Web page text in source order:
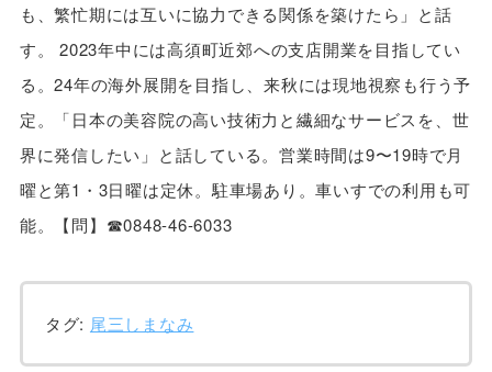
も、繁忙期には互いに協力できる関係を築けたら」と話
す。 2023年中には高須町近郊への支店開業を目指してい
る。24年の海外展開を目指し、来秋には現地視察も行う予
定。「日本の美容院の高い技術力と繊細なサービスを、世
界に発信したい」と話している。営業時間は9〜19時で月
曜と第1・3日曜は定休。駐車場あり。車いすでの利用も可
能。【問】☎0848-46-6033
タグ: 尾三しまなみ